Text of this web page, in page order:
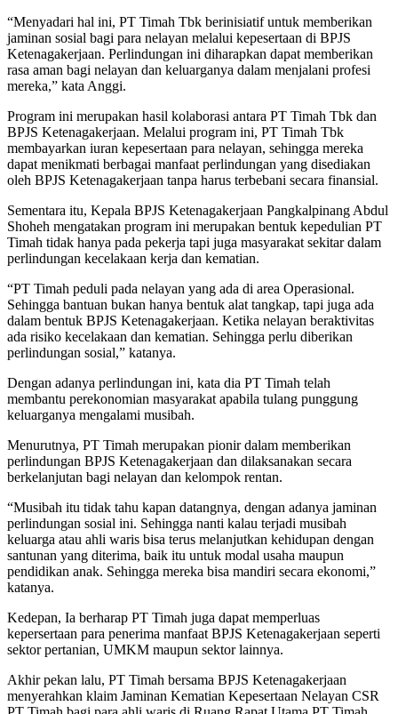
“Menyadari hal ini, PT Timah Tbk berinisiatif untuk memberikan
jaminan sosial bagi para nelayan melalui kepesertaan di BPJS
Ketenagakerjaan. Perlindungan ini diharapkan dapat memberikan
rasa aman bagi nelayan dan keluarganya dalam menjalani profesi
mereka,” kata Anggi.
Program ini merupakan hasil kolaborasi antara PT Timah Tbk dan
BPJS Ketenagakerjaan. Melalui program ini, PT Timah Tbk
membayarkan iuran kepesertaan para nelayan, sehingga mereka
dapat menikmati berbagai manfaat perlindungan yang disediakan
oleh BPJS Ketenagakerjaan tanpa harus terbebani secara finansial.
Sementara itu, Kepala BPJS Ketenagakerjaan Pangkalpinang Abdul
Shoheh mengatakan program ini merupakan bentuk kepedulian PT
Timah tidak hanya pada pekerja tapi juga masyarakat sekitar dalam
perlindungan kecelakaan kerja dan kematian.
“PT Timah peduli pada nelayan yang ada di area Operasional.
Sehingga bantuan bukan hanya bentuk alat tangkap, tapi juga ada
dalam bentuk BPJS Ketenagakerjaan. Ketika nelayan beraktivitas
ada risiko kecelakaan dan kematian. Sehingga perlu diberikan
perlindungan sosial,” katanya.
Dengan adanya perlindungan ini, kata dia PT Timah telah
membantu perekonomian masyarakat apabila tulang punggung
keluarganya mengalami musibah.
Menurutnya, PT Timah merupakan pionir dalam memberikan
perlindungan BPJS Ketenagakerjaan dan dilaksanakan secara
berkelanjutan bagi nelayan dan kelompok rentan.
“Musibah itu tidak tahu kapan datangnya, dengan adanya jaminan
perlindungan sosial ini. Sehingga nanti kalau terjadi musibah
keluarga atau ahli waris bisa terus melanjutkan kehidupan dengan
santunan yang diterima, baik itu untuk modal usaha maupun
pendidikan anak. Sehingga mereka bisa mandiri secara ekonomi,”
katanya.
Kedepan, Ia berharap PT Timah juga dapat memperluas
kepersertaan para penerima manfaat BPJS Ketenagakerjaan seperti
sektor pertanian, UMKM maupun sektor lainnya.
Akhir pekan lalu, PT Timah bersama BPJS Ketenagakerjaan
menyerahkan klaim Jaminan Kematian Kepesertaan Nelayan CSR